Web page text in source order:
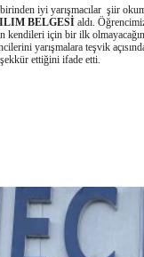
iyi yarışmacılar şiir
BELGESİ aldı.
kendileri için bir ilk
yarışmalara teşvik
ettiğini ifade etti.